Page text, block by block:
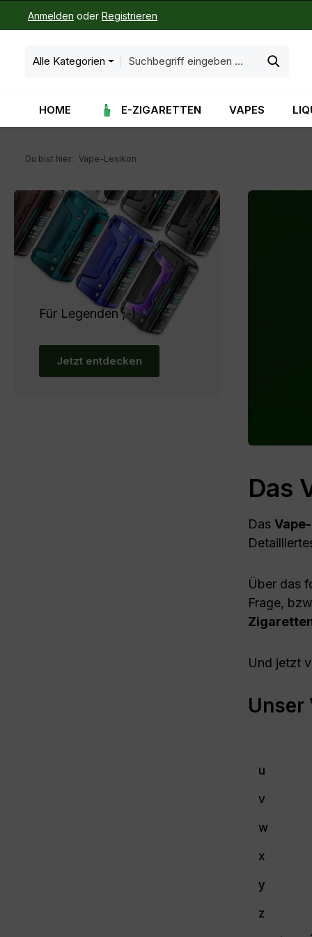
Hauptinhalt springen
Zur Suche springen
Zur Hauptnavigation springen
Anmelden oder Registrieren
Alle Kategorien
HOME E-ZIGARETTEN VAPES
Du bist hier: Vape-Lexikon
Für Legenden ;-)Jetzt entdecken
Für Legenden ;-)
Jetzt entdecken
Das
Das
Über das
Frage,
Und jetzt
Unser
u
v
w
x
y
z